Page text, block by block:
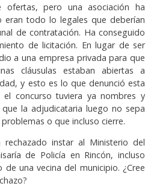
ofertas, pero una asociación ha
todo lo legales que deberían
de contratación. Ha conseguido
de licitación. En lugar de ser
a una empresa privada para que
cláusulas estaban abiertas a
y esto es lo que denunció esta
el concurso tuviera ya nombres y
la adjudicataria luego no sepa
o que incluso cierre.
instar al Ministerio del
de Policía en Rincón, incluso
una vecina del municipio. ¿Cree